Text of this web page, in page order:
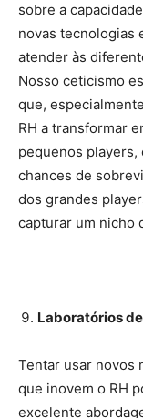
sobre a
novas tecnologias
atender às
Nosso ceticismo
que,
RH a transformar
pequenos players,
chances de
dos grandes
capturar um nicho
Laboratórios
Tentar usar novos
que inovem o RH
excelente